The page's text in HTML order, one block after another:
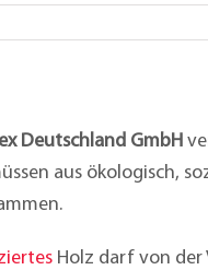
Deutschland GmbH
aus ökologisch,
Holz darf von der